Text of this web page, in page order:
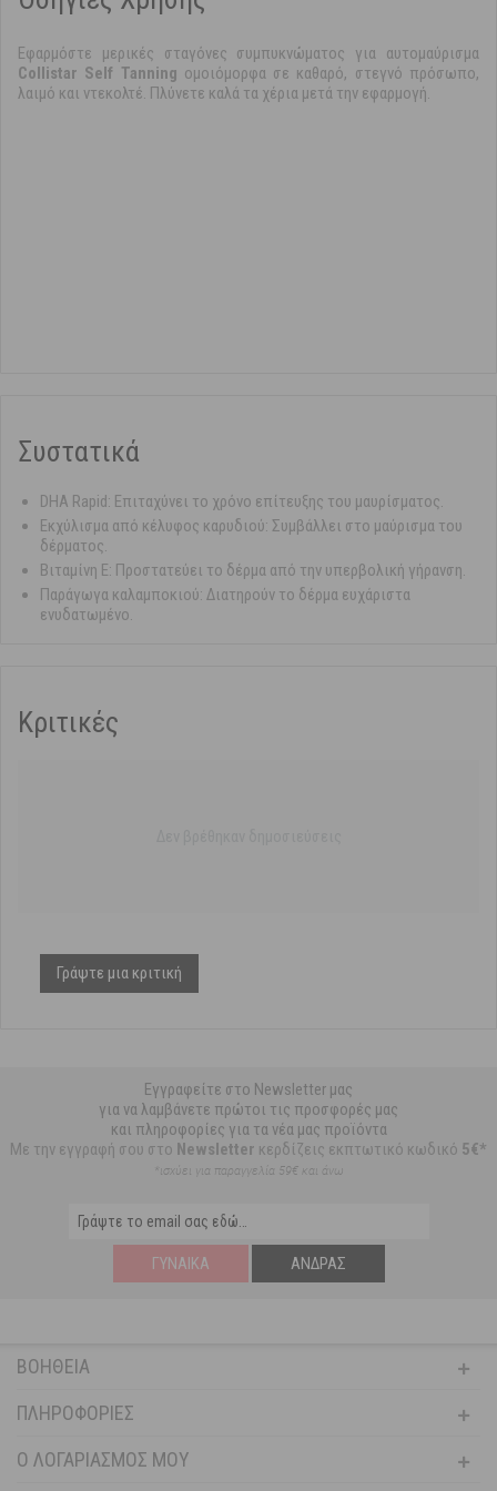
Εφαρμόστε μερικές σταγόνες συμπυκνώματος για αυτομαύρισμα
Collistar Self Tanning ομοιόμορφα σε καθαρό, στεγνό πρόσωπο,
λαιμό και ντεκολτέ. Πλύνετε καλά τα χέρια μετά την εφαρμογή.
Συστατικά
DHA Rapid: Επιταχύνει το χρόνο επίτευξης του μαυρίσματος.
Εκχύλισμα από κέλυφος καρυδιού: Συμβάλλει στο μαύρισμα του
δέρματος.
Βιταμίνη Ε: Προστατεύει το δέρμα από την υπερβολική γήρανση.
Παράγωγα καλαμποκιού: Διατηρούν το δέρμα ευχάριστα
ενυδατωμένο.
Κριτικές
Γράψτε μια κριτική
Εγγραφείτε στο Newsletter μας
για να λαμβάνετε πρώτοι τις προσφορές μας
και πληροφορίες για τα νέα μας προϊόντα
Με την εγγραφή σου στο Newsletter κερδίζεις εκπτωτικό κωδικό 5€*
*ισχύει για παραγγελία 59€ και άνω
ΓΥΝΑΊΚΑ ΆΝΔΡΑΣ
ΒΟΉΘΕΙΑ
ΠΛΗΡΟΦΟΡΊΕΣ
Ο ΛΟΓΑΡΙΑΣΜΌΣ ΜΟΥ